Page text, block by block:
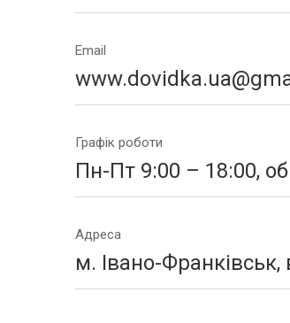
Email
Графік роботи
Пн-Пт 9:00 – 18:00,
Адреса
м. Івано-Франківськ,